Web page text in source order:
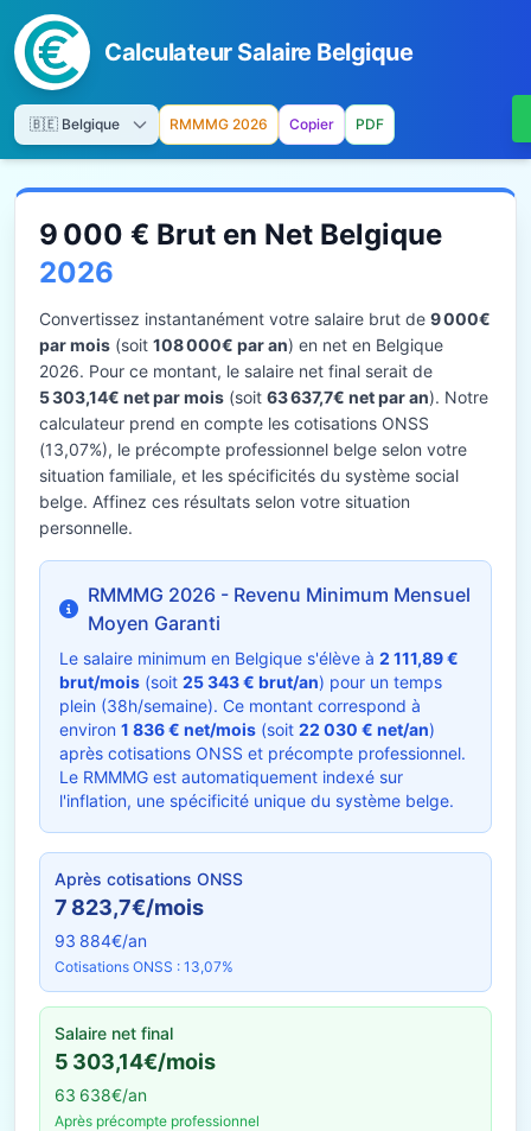
Calculateur Salaire Belgique
RMMMG 2026 Copier PDF
9 000 € Brut en Net Belgique
2026
Convertissez instantanément votre salaire brut de 9 000€
par mois (soit 108 000€ par an) en net en Belgique
2026. Pour ce montant, le salaire net final serait de
5 303,14€ net par mois (soit 63 637,7€ net par an). Notre
calculateur prend en compte les cotisations ONSS
(13,07%), le précompte professionnel belge selon votre
situation familiale, et les spécificités du système social
belge. Affinez ces résultats selon votre situation
personnelle.
RMMMG 2026 - Revenu Minimum Mensuel
Moyen Garanti
Le salaire minimum en Belgique s'élève à 2 111,89 €
brut/mois (soit 25 343 € brut/an) pour un temps
plein (38h/semaine). Ce montant correspond à
environ 1 836 € net/mois (soit 22 030 € net/an)
après cotisations ONSS et précompte professionnel.
Le RMMMG est automatiquement indexé sur
l'inflation, une spécificité unique du système belge.
Après cotisations ONSS
7 823,7€/mois
93 884€/an
Cotisations ONSS : 13,07%
Salaire net final
5 303,14€/mois
63 638€/an
Après précompte professionnel